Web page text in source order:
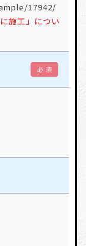
17942/
施工」につい
必 須